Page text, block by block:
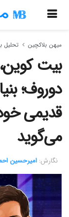
میهن بلاکچین تحلیل
بیت
دوروف؛
قدیمی
می‌گوید
نگارش:‌ امیرحسین